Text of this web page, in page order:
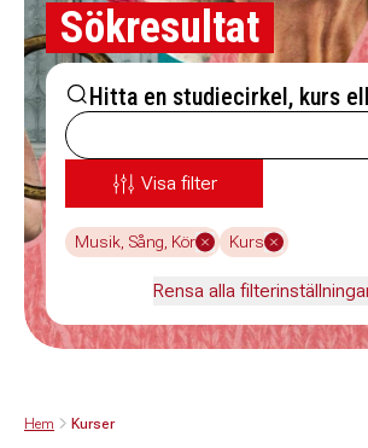
Sökresultat
Hitta en studiecirkel, kurs
Visa filter
Musik, Sång, Kör Kurs
Rensa alla
Hem Kurser